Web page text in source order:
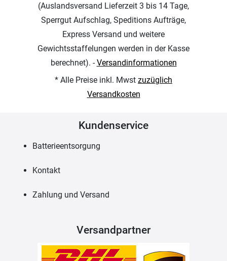
(Auslandsversand Lieferzeit 3 bis 14 Tage,
Sperrgut Aufschlag, Speditions Aufträge,
Express Versand und weitere
Gewichtsstaffelungen werden in der Kasse
berechnet). -Versandinformationen
* Alle Preise inkl. Mwst zuzüglich
Versandkosten
Kundenservice
Batterieentsorgung
Kontakt
Zahlung und Versand
Versandpartner